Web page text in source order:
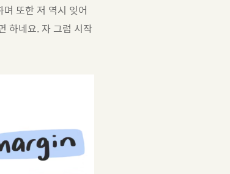
또한 저 역시 잊어
하네요. 자 그럼 시작